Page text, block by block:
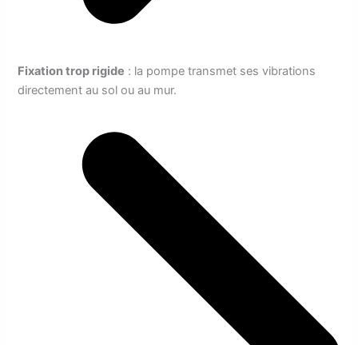
Fixation trop rigide : la pompe transmet ses vibrations
directement au sol ou au mur.